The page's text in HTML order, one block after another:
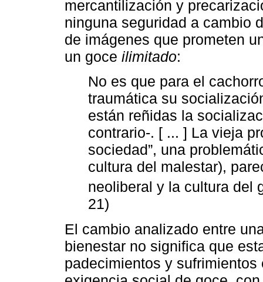
mercantilización y
ninguna seguridad a cambio
de imágenes que prometen
un goce ilimitado:
No es que para el
traumática su
están reñidas la
contrario-. [ ... ] La vieja
sociedad”, una
cultura del malestar),
neoliberal y la cultura del
21)
El cambio analizado entre
bienestar no significa que
padecimientos y